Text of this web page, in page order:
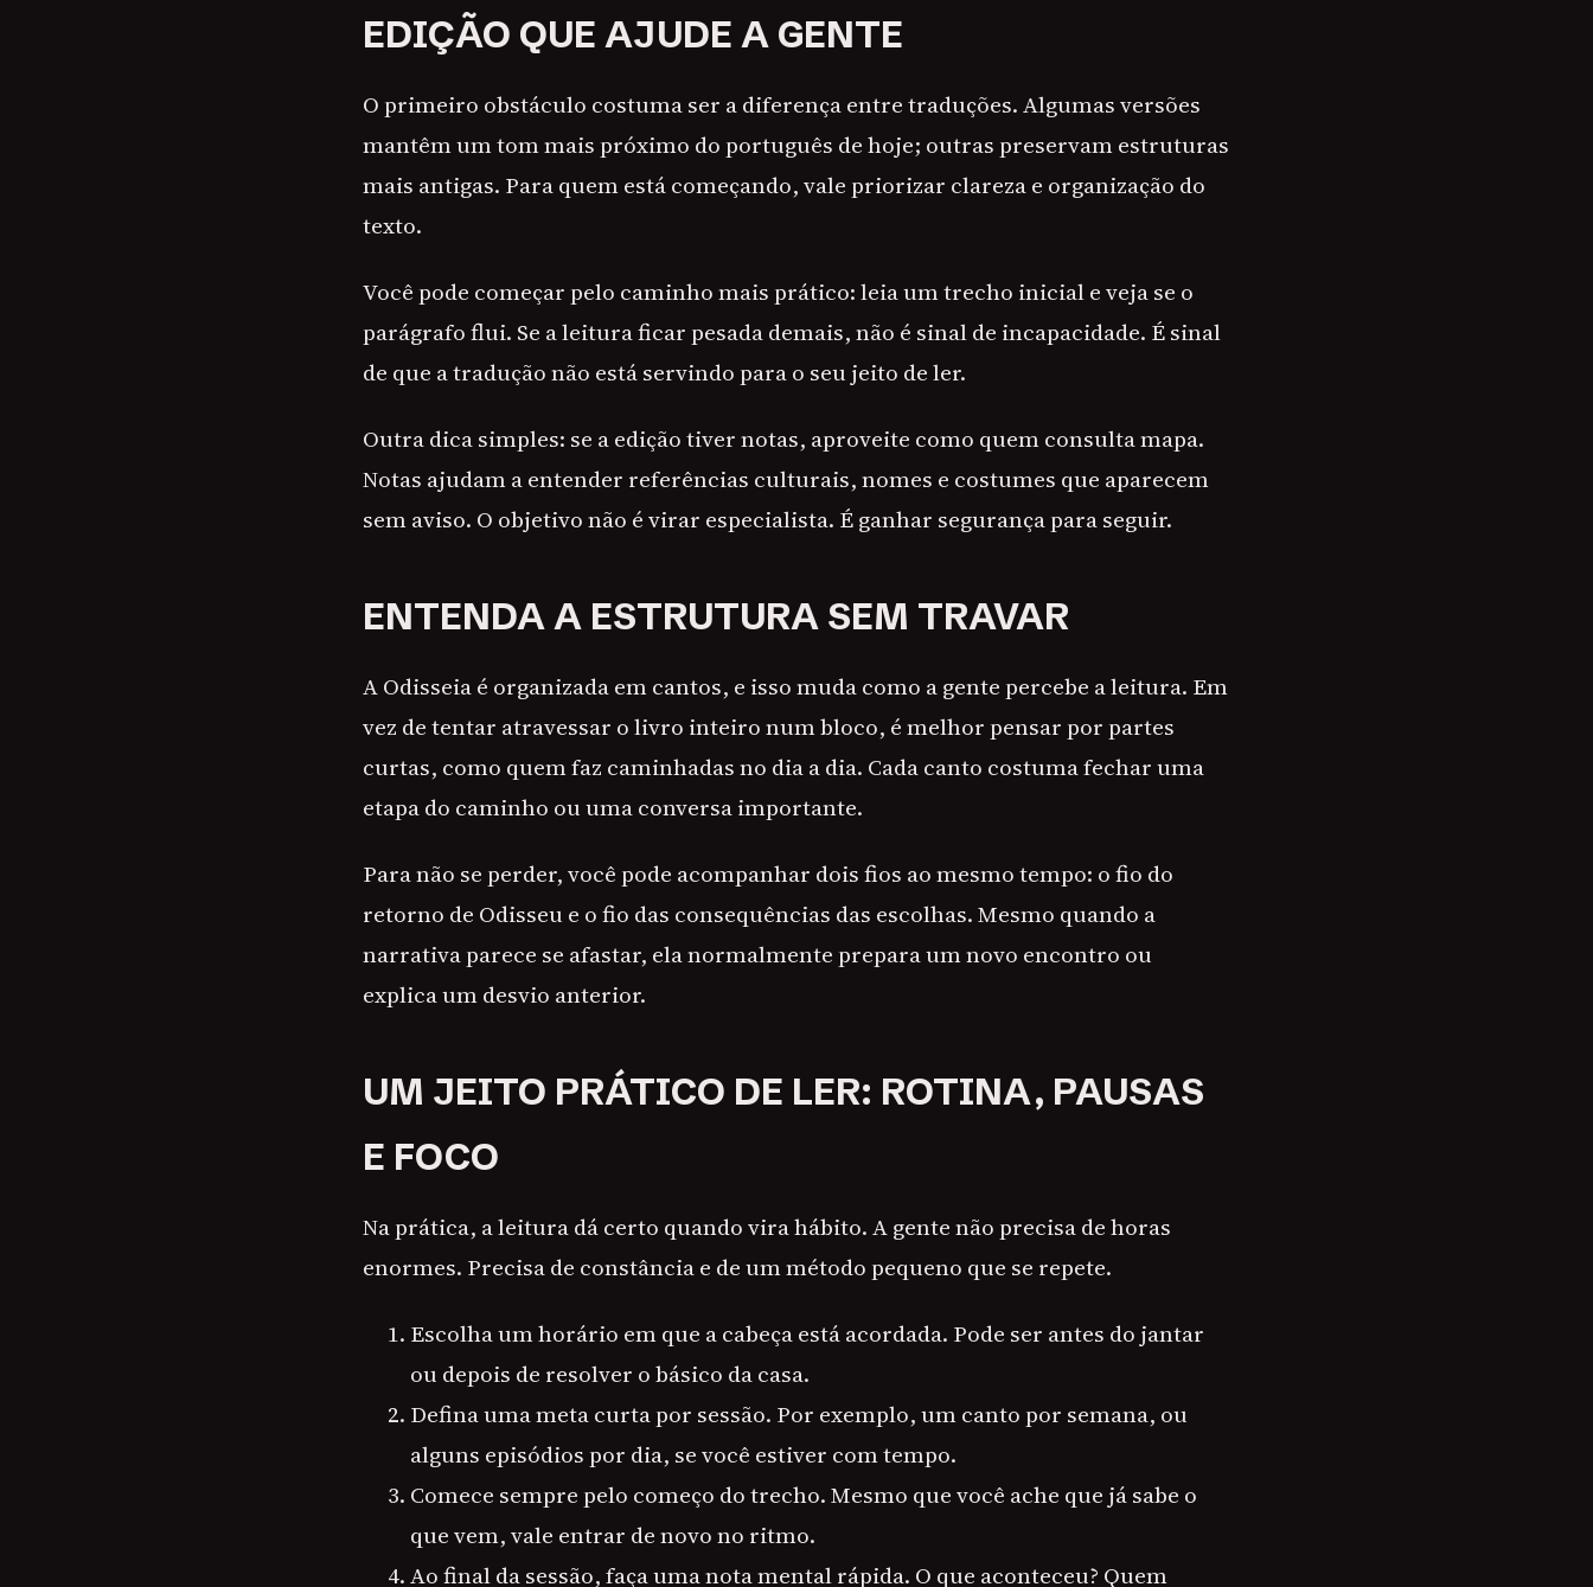
EDIÇÃO QUE AJUDE A GENTE
O primeiro obstáculo costuma ser a diferença entre traduções. Algumas versões
mantêm um tom mais próximo do português de hoje; outras preservam estruturas
mais antigas. Para quem está começando, vale priorizar clareza e organização do
texto.
Você pode começar pelo caminho mais prático: leia um trecho inicial e veja se o
parágrafo flui. Se a leitura ficar pesada demais, não é sinal de incapacidade. É sinal
de que a tradução não está servindo para o seu jeito de ler.
Outra dica simples: se a edição tiver notas, aproveite como quem consulta mapa.
Notas ajudam a entender referências culturais, nomes e costumes que aparecem
sem aviso. O objetivo não é virar especialista. É ganhar segurança para seguir.
ENTENDA A ESTRUTURA SEM TRAVAR
A Odisseia é organizada em cantos, e isso muda como a gente percebe a leitura. Em
vez de tentar atravessar o livro inteiro num bloco, é melhor pensar por partes
curtas, como quem faz caminhadas no dia a dia. Cada canto costuma fechar uma
etapa do caminho ou uma conversa importante.
Para não se perder, você pode acompanhar dois fios ao mesmo tempo: o fio do
retorno de Odisseu e o fio das consequências das escolhas. Mesmo quando a
narrativa parece se afastar, ela normalmente prepara um novo encontro ou
explica um desvio anterior.
UM JEITO PRÁTICO DE LER: ROTINA, PAUSAS
E FOCO
Na prática, a leitura dá certo quando vira hábito. A gente não precisa de horas
enormes. Precisa de constância e de um método pequeno que se repete.
Escolha um horário em que a cabeça está acordada. Pode ser antes do jantar
ou depois de resolver o básico da casa.
Defina uma meta curta por sessão. Por exemplo, um canto por semana, ou
alguns episódios por dia, se você estiver com tempo.
Comece sempre pelo começo do trecho. Mesmo que você ache que já sabe o
que vem, vale entrar de novo no ritmo.
Ao final da sessão, faça uma nota mental rápida. O que aconteceu? Quem